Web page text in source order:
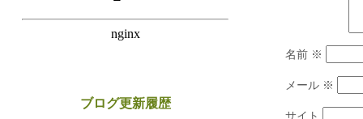
名前 ※
メール ※
サイト
ブログ更新履歴